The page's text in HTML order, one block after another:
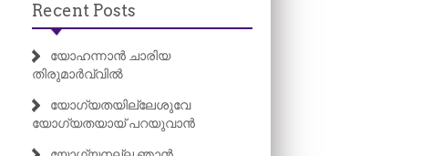
Recent Posts
യോഹന്നാൻ ചാരിയ
തിരുമാർവ്വിൽ
യോഗ്യതയില്ലേശുവേ
യോഗ്യതയായ് പറയുവാൻ